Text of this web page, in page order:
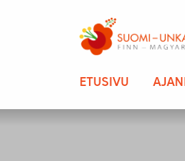
ETUSIVU